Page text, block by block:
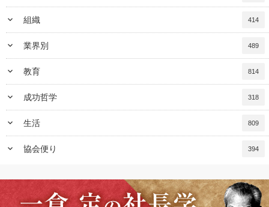
keyboard_arrow_down 組織 414
keyboard_arrow_down 業界別 489
keyboard_arrow_down 教育 814
keyboard_arrow_down 成功哲学 318
keyboard_arrow_down 生活 809
keyboard_arrow_down 協会便り 394